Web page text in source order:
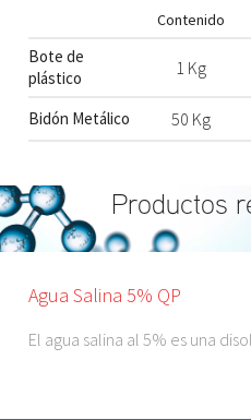
Contenido
Bote de
plástico
1 Kg
Bidón Metálico 50 Kg
Productos
Agua Salina 5% QP
El agua salina al 5% es una